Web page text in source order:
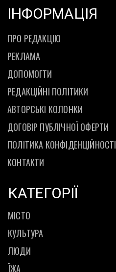
ІНФОРМАЦІЯ
ПРО РЕДАКЦІЮ
РЕКЛАМА
ДОПОМОГТИ
РЕДАКЦІЙНІ ПОЛІТИКИ
АВТОРСЬКІ КОЛОНКИ
ДОГОВІР ПУБЛІЧНОЇ ОФЕРТИ
ПОЛІТИКА КОНФІДЕНЦІЙНОСТІ
КОНТАКТИ
КАТЕГОРІЇ
МІСТО
КУЛЬТУРА
ЛЮДИ
ЇЖА